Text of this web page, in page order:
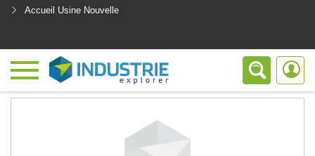
Accueil Usine Nouvelle